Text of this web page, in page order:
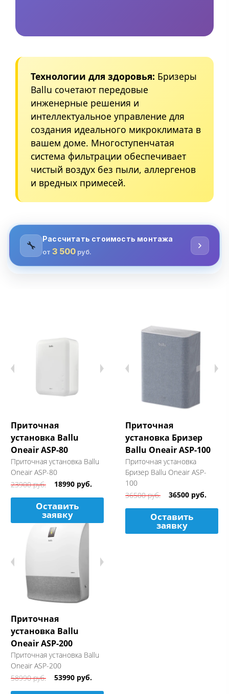
Технологии для здоровья: Бризеры
Ballu сочетают передовые
инженерные решения и
интеллектуальное управление для
создания идеального микроклимата в
вашем доме. Многоступенчатая
система фильтрации обеспечивает
чистый воздух без пыли, аллергенов
и вредных примесей.
Приточная
установка Ballu
Oneair ASP-80
Приточная установка Ballu
Oneair ASP-80
23900 руб.
18990 руб.
Оставить
заявку
Приточная
установка Бризер
Ballu Oneair ASP-100
Приточная установка
Бризер Ballu Oneair ASP-
100
36500 руб.
36500 руб.
Оставить
заявку
Приточная
установка Ballu
Oneair ASP-200
Приточная установка Ballu
Oneair ASP-200
58990 руб.
53990 руб.